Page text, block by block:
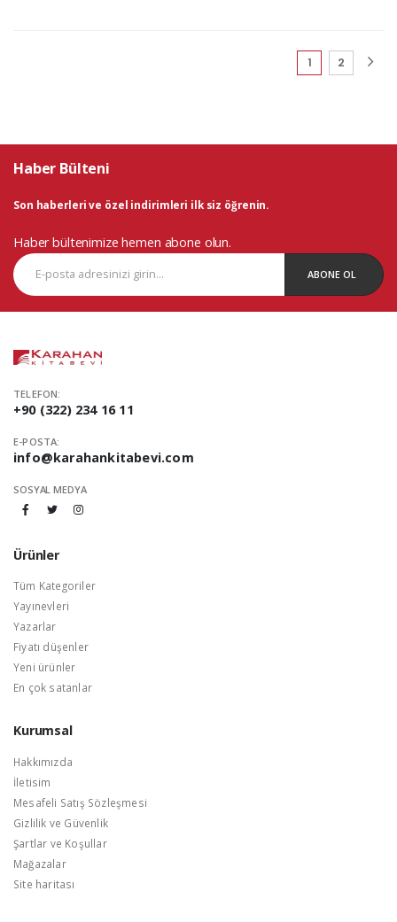
1(current)
2
Haber Bülteni
Son haberleri ve özel indirimleri ilk siz öğrenin.
Haber bültenimize hemen abone olun.
ABONE OL
TELEFON:
+90 (322) 234 16 11
E-POSTA:
info@karahankitabevi.com
SOSYAL MEDYA
Ürünler
Tüm Kategoriler
Yayınevleri
Yazarlar
Fiyatı düşenler
Yeni ürünler
En çok satanlar
Kurumsal
Hakkımızda
İletisim
Mesafeli Satış Sözleşmesi
Gizlilik ve Güvenlik
Şartlar ve Koşullar
Mağazalar
Site haritası